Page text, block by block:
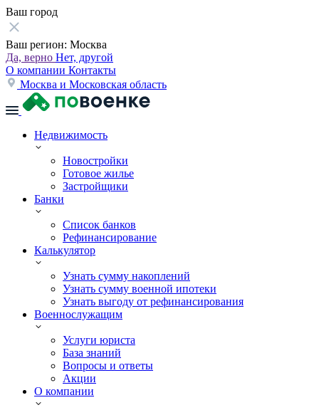
Ваш город
Ваш регион: Москва
Да, верно Нет, другой
О компании Контакты
Москва и Московская область
Недвижимость
Новостройки
Готовое жилье
Застройщики
Банки
Список банков
Рефинансирование
Калькулятор
Узнать сумму накоплений
Узнать сумму военной ипотеки
Узнать выгоду от рефинансирования
Военнослужащим
Услуги юриста
База знаний
Вопросы и ответы
Акции
О компании